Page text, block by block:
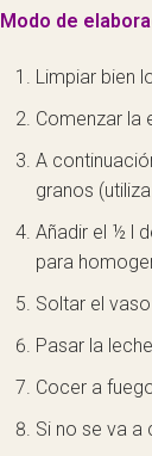
Modo de
Limpiar bien
Comenzar la
A
granos
Añadir el ½ l
para
Soltar el
Pasar la
Cocer a
Si no se va a